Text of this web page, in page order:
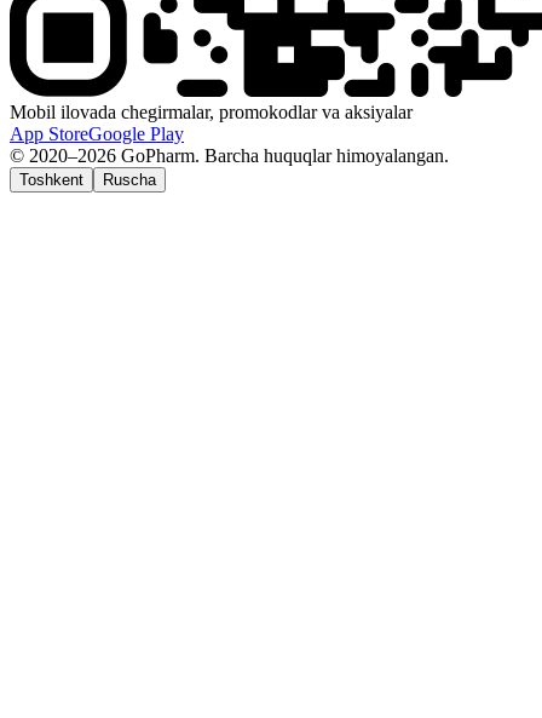
Mobil ilovada chegirmalar, promokodlar va aksiyalar
App StoreGoogle Play
© 2020–2026 GoPharm. Barcha huquqlar himoyalangan.
Toshkent Ruscha